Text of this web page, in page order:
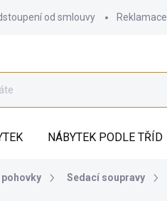
od smlouvy Reklamace
NÁBYTEK PODLE TŘÍD
Sedací soupravy